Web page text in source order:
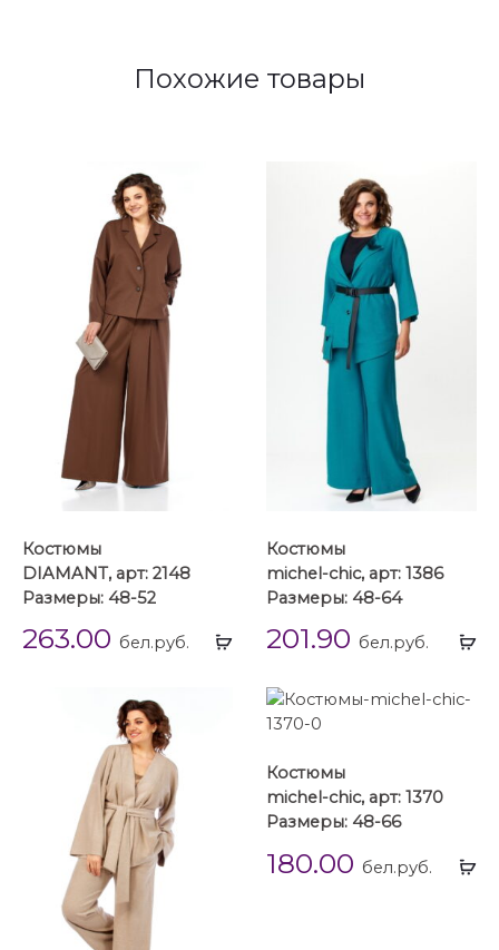
Похожие товары
Выбрать
Костюмы
DIAMANT, арт: 2148
Размеры: 48-52
263.00 бел.руб.
Костюмы
michel-chic, арт: 1386
Размеры: 48-64
201.90 бел.руб.
Костюмы
michel-chic, арт: 1370
Размеры: 48-66
180.00 бел.руб.